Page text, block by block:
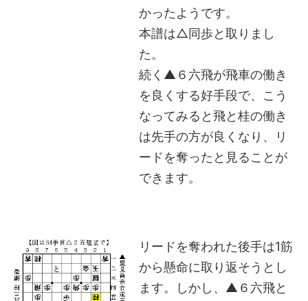
かったようです。
本譜は△同歩と取りまし
た。
続く▲６六飛が飛車の働き
を良くする好手段で、こう
なってみると飛と桂の働き
は先手の方が良くなり、リ
ードを奪ったと見ることが
できます。
リードを奪われた後手は1筋
から懸命に取り返そうとし
ます。しかし、▲６六飛と